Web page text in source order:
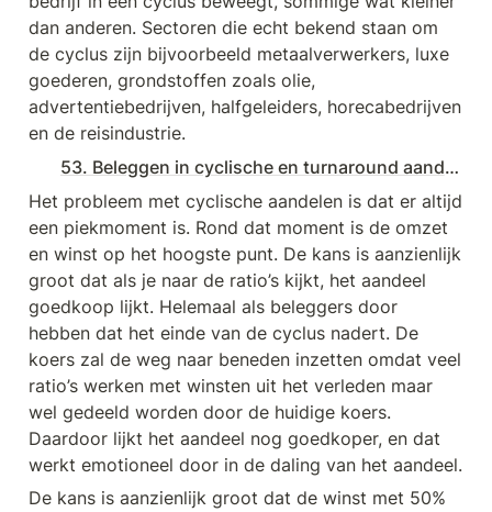
dan anderen. Sectoren die echt bekend staan om
de cyclus zijn bijvoorbeeld metaalverwerkers, luxe
goederen, grondstoffen zoals olie,
advertentiebedrijven, halfgeleiders, horecabedrijven
en de reisindustrie.
53. Beleggen in cyclische en turnaround aandelen | € 207.900
Het probleem met cyclische aandelen is dat er altijd
een piekmoment is. Rond dat moment is de omzet
en winst op het hoogste punt. De kans is aanzienlijk
groot dat als je naar de ratio’s kijkt, het aandeel
goedkoop lijkt. Helemaal als beleggers door
hebben dat het einde van de cyclus nadert. De
koers zal de weg naar beneden inzetten omdat veel
ratio’s werken met winsten uit het verleden maar
wel gedeeld worden door de huidige koers.
Daardoor lijkt het aandeel nog goedkoper, en dat
De kans is aanzienlijk groot dat de winst met 50%